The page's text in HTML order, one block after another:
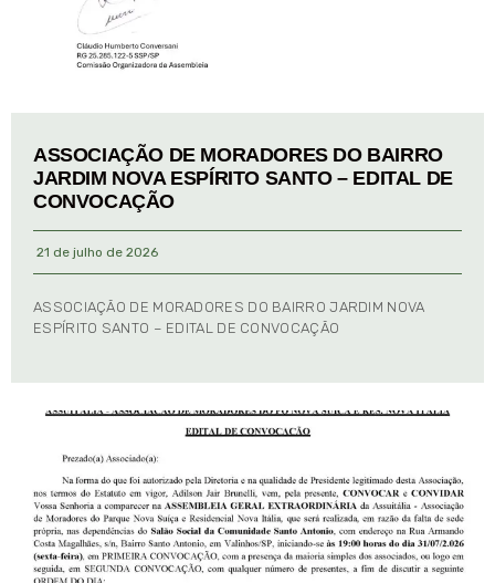
ASSOCIAÇÃO DE MORADORES DO BAIRRO
JARDIM NOVA ESPÍRITO SANTO – EDITAL DE
CONVOCAÇÃO
21 de julho de 2026
ASSOCIAÇÃO DE MORADORES DO BAIRRO JARDIM NOVA
ESPÍRITO SANTO – EDITAL DE CONVOCAÇÃO